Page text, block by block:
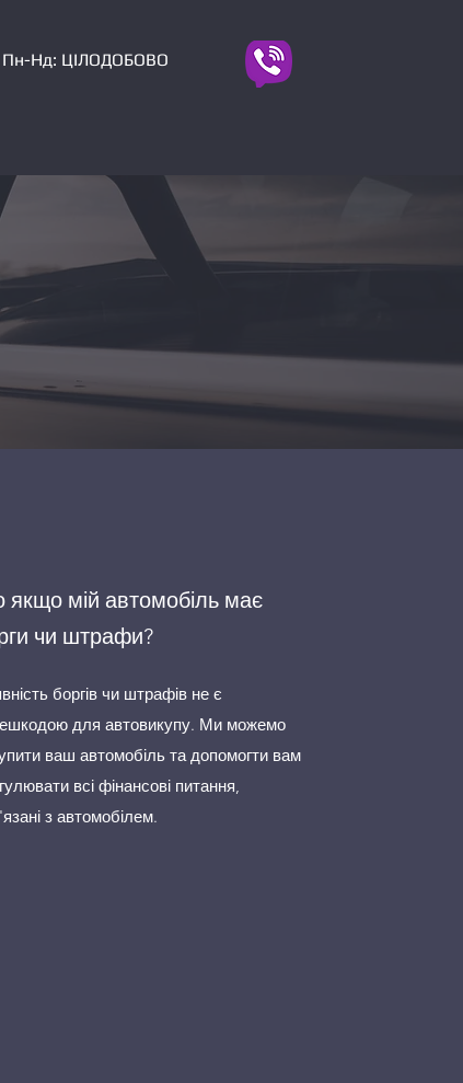
Пн-Нд: ЦІЛОДОБОВО
мій автомобіль має
чи штрафи?
боргів чи штрафів не є
для автовикупу. Ми можемо
ваш автомобіль та допомогти вам
всі фінансові питання,
з автомобілем.